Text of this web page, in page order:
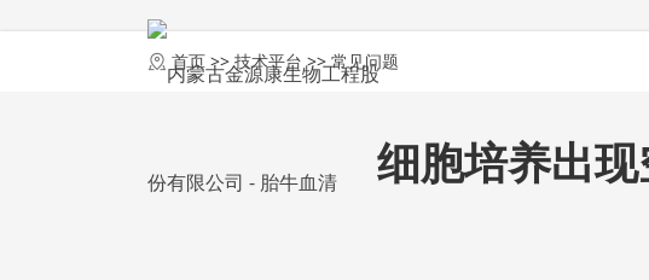
首页 >>技术平台 >>常见问题
细胞培养出